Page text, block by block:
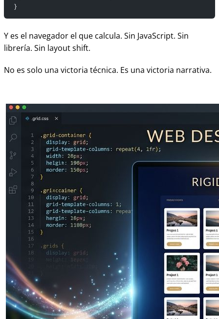
}
Y es el navegador el que calcula. Sin JavaScript. Sin
librería. Sin layout shift.
No es solo una victoria técnica. Es una victoria narrativa.